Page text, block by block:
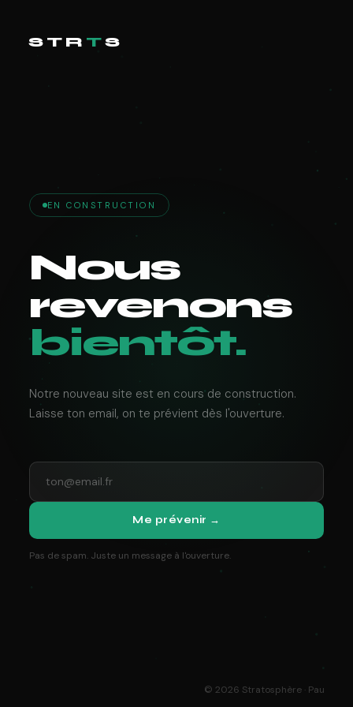
STR TS
EN CONSTRUCTION
Nous
revenons
bientôt.
Notre nouveau site est en cours de construction.
Laisse ton email, on te prévient dès l'ouverture.
Me prévenir →
Pas de spam. Juste un message à l'ouverture.
© 2026 Stratosphère · Pau